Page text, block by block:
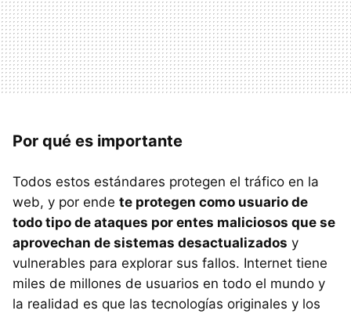
Por qué es importante
Todos estos estándares protegen el tráfico en la
web, y por ende te protegen como usuario de
todo tipo de ataques por entes maliciosos que se
aprovechan de sistemas desactualizados y
vulnerables para explorar sus fallos. Internet tiene
miles de millones de usuarios en todo el mundo y
la realidad es que las tecnologías originales y los